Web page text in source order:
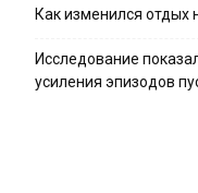
Как изменился отдых
Исследование
усиления эпизодов